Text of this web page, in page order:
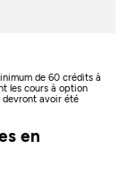
de 60 crédits à
les cours à option
devront avoir été
en